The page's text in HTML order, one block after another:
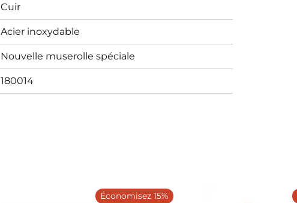
Cuir
Acier inoxydable
Nouvelle muserolle spéciale
180014
Économisez 15%